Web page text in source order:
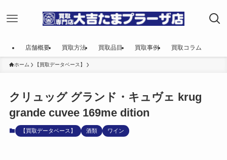
店舗概要 買取方法 買取品目 買取事例 買取コラム
ホーム 【買取データベース】
クリュッグ グランド・キュヴェ krug
grande cuvee 169me dition
【買取データベース】 酒類 ワイン